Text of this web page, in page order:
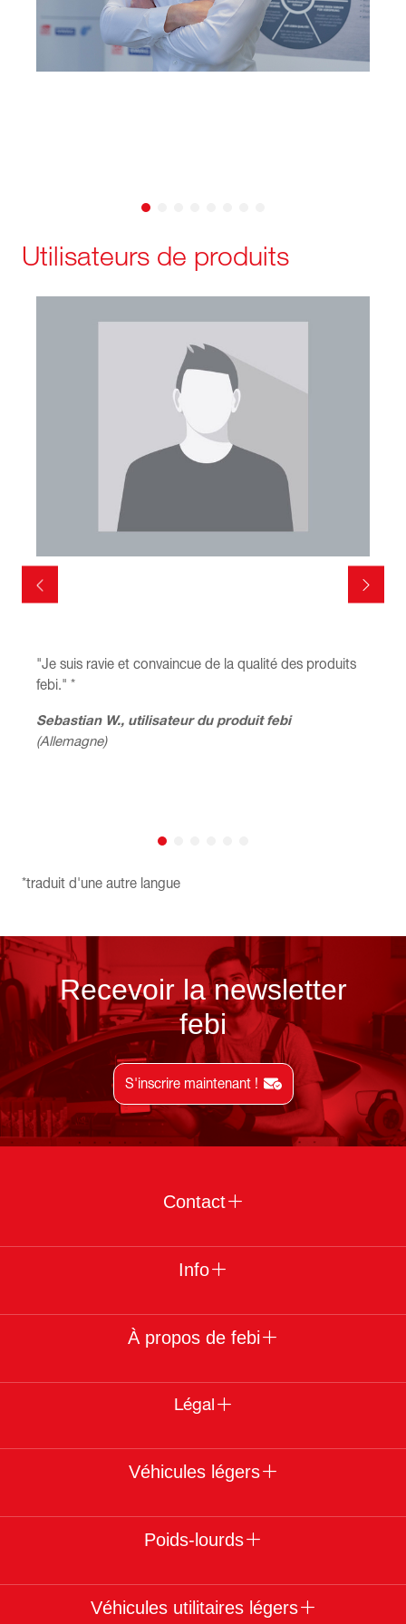
Utilisateurs de produits
"Je suis ravie et convaincue de la qualité des produits
febi." *
Sebastian W., utilisateur du produit febi
(Allemagne)
*traduit d'une autre langue
Recevoir la newsletter
febi
S'inscrire maintenant !
Contact
Info
À propos de febi
Légal
Véhicules légers
Poids-lourds
Véhicules utilitaires légers